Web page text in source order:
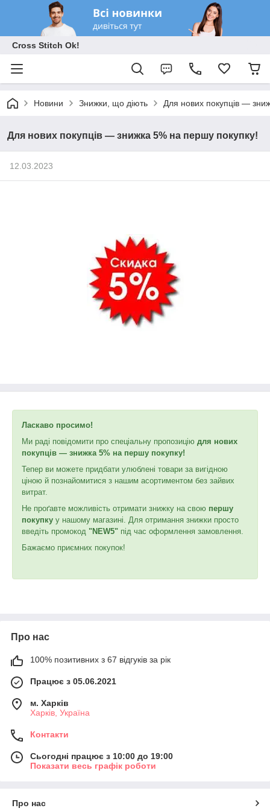
Cross Stitch Ok!
Новини Знижки, що діють Для нових покупців —
Для нових покупців — знижка 5% на першу покупку!
12.03.2023
Ласкаво просимо!
Ми раді повідомити про спеціальну пропозицію для нових
покупців — знижка 5% на першу покупку!
Тепер ви можете придбати улюблені товари за вигідною
ціною й познайомитися з нашим асортиментом без зайвих
витрат.
Не проґавте можливість отримати знижку на свою першу
покупку у нашому магазині. Для отримання знижки просто
введіть промокод "NEW5" під час оформлення замовлення.
Бажаємо приємних покупок!
Про нас
100% позитивних з 67 відгуків за рік
Працює з 05.06.2021
м. Харків
Харків, Україна
Контакти
Сьогодні працює з 10:00 до 19:00
Показати весь графік роботи
Про нас